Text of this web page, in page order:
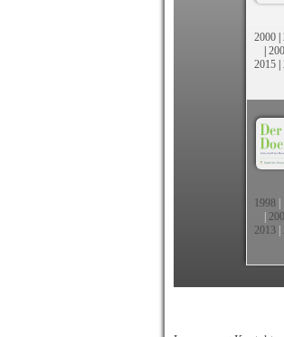
2000 |
|
2015 |
1998
2013